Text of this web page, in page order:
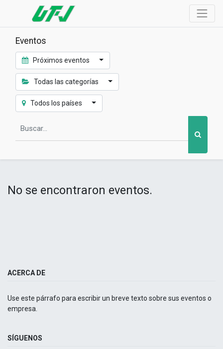
Eventos
Próximos eventos
Todas las categorías
Todos los países
No se encontraron eventos.
ACERCA DE
Use este párrafo para escribir un breve texto sobre sus eventos o
empresa.
SÍGUENOS